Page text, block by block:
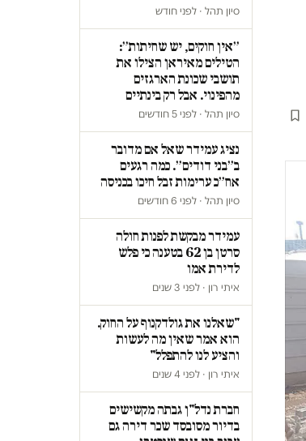
סיון תהל · לפני חודש
״אין חוקים, יש שחיתות״:
הטילים מאיראן הצילו את
תושבי שכונת הארגזים
מהפינוי. אבל רק בינתיים
סיון תהל · לפני 5 חודשים
נציג עמידר שאל אם מדובר
ב״בני דודים״. כמה רגעים
אח״כ ערימות זבל חיכו בכניסה
סיון תהל · לפני 6 חודשים
עמידר מבקשת לפנות חולה
סרטן בן 62 בטענה כי פלש
לדירת אמו
איתי רון · לפני 3 שנים
"שאלנו את גולדקנוף על החוק.
הוא אמר שאין מה לעשות
והציע לנו להתפלל"
איתי רון · לפני 4 שנים
חברת נדל"ן גבתה מקשישים
בדיור מסובסד שכר דירה גם